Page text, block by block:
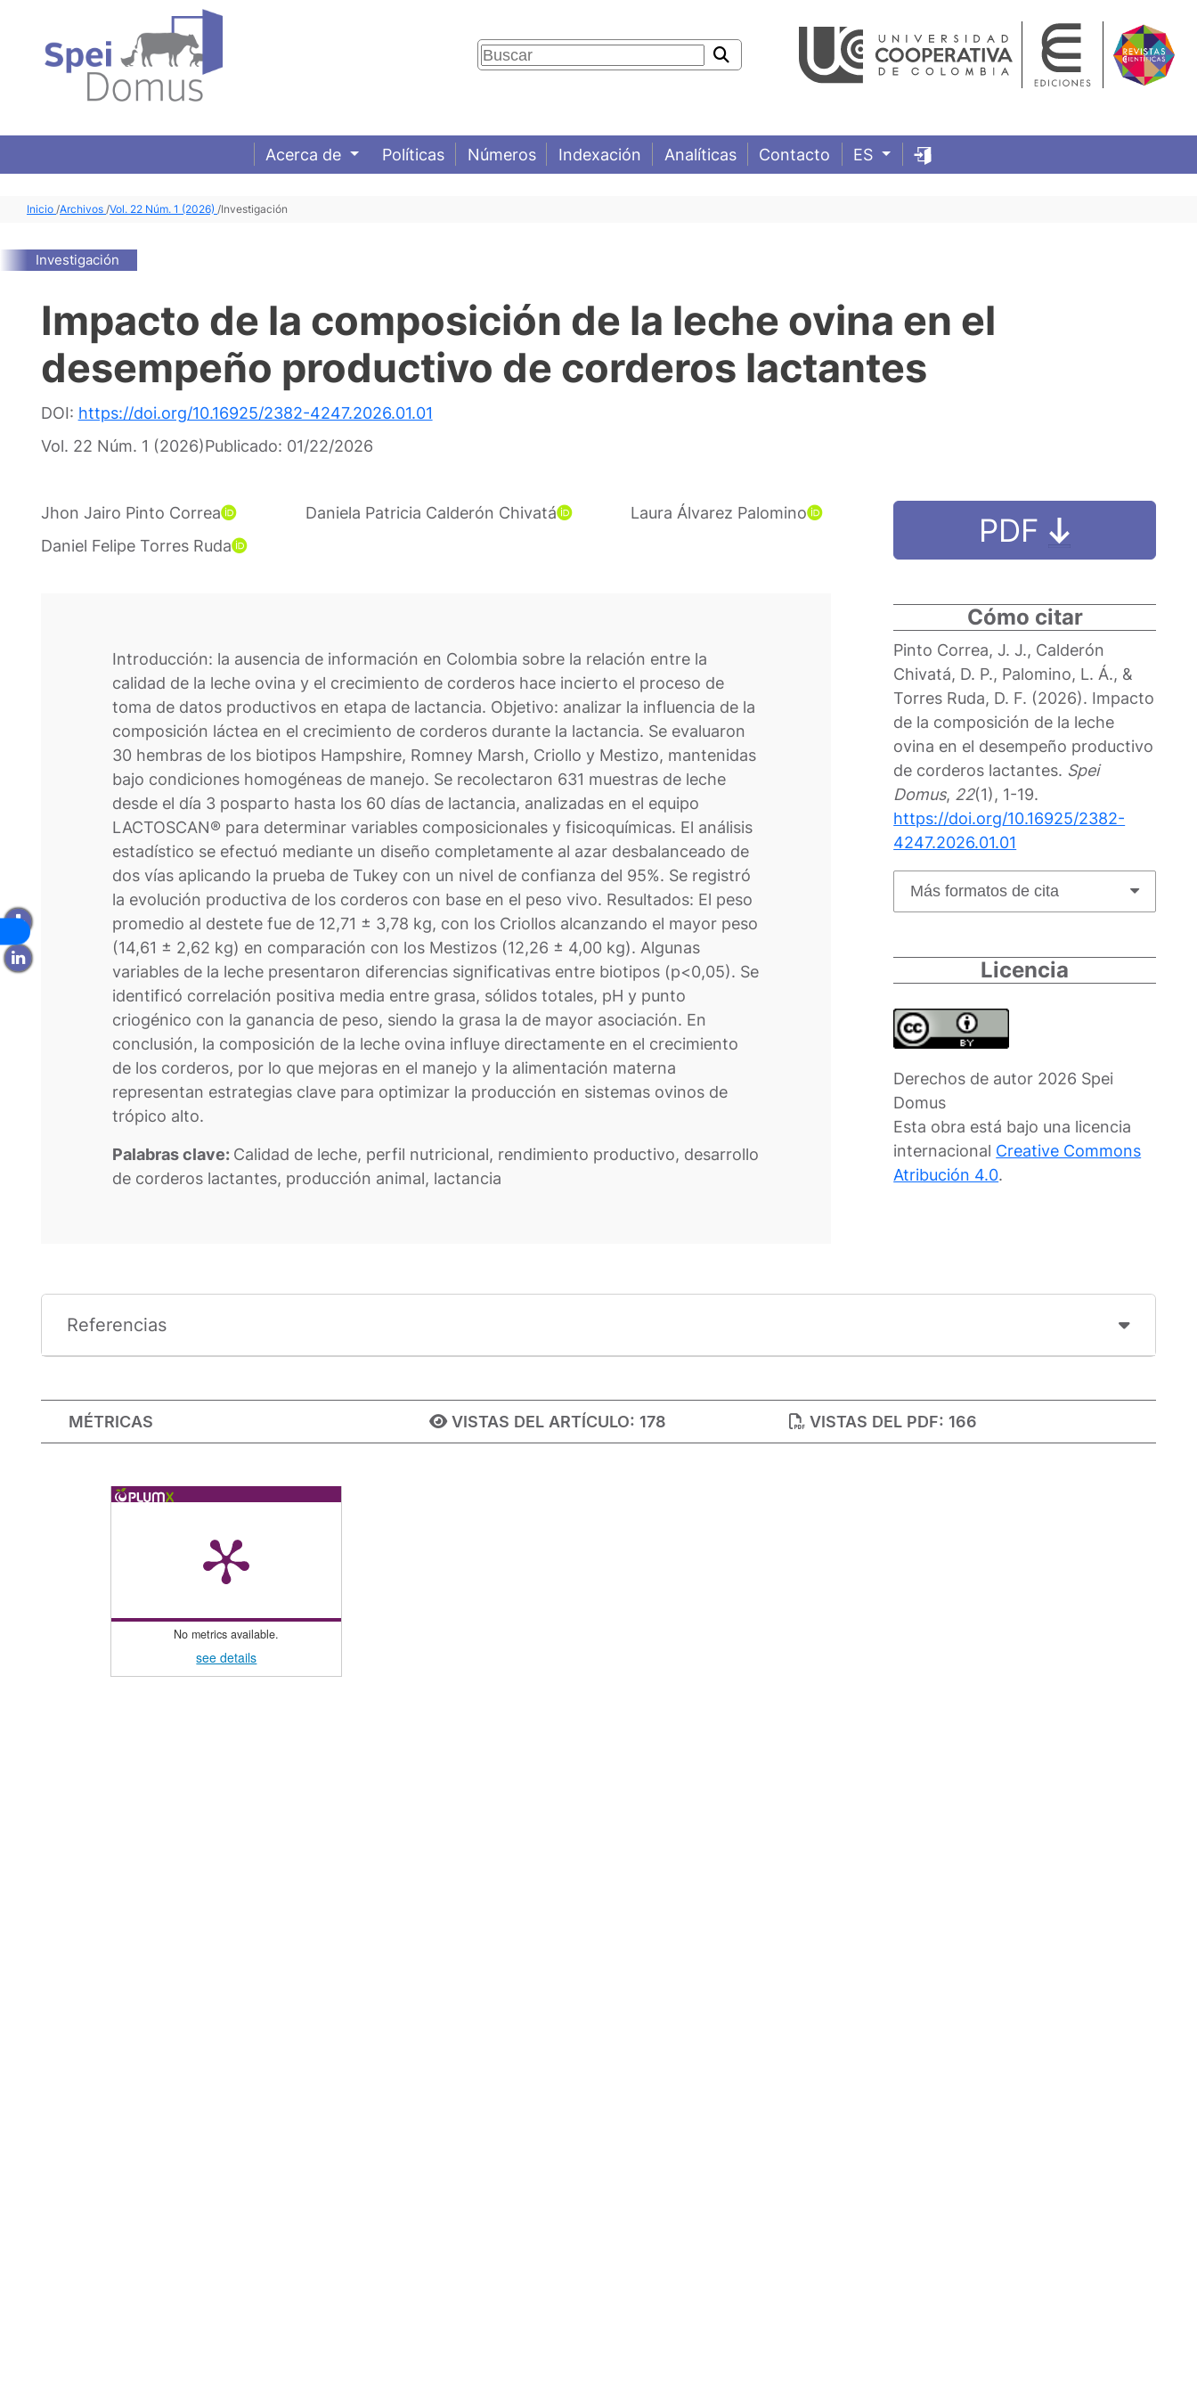
Acerca de Políticas Números Indexación Analíticas Contacto ES
Inicio /Archivos /Vol. 22 Núm. 1 (2026) /Investigación
Investigación
Impacto de la composición de la leche ovina en el
desempeño productivo de corderos lactantes
DOI: https://doi.org/10.16925/2382-4247.2026.01.01
Vol. 22 Núm. 1 (2026)Publicado: 01/22/2026
Jhon Jairo Pinto Correa Daniela Patricia Calderón Chivatá
Laura Álvarez Palomino
Daniel Felipe Torres Ruda
Introducción: la ausencia de información en Colombia sobre la relación entre la
calidad de la leche ovina y el crecimiento de corderos hace incierto el proceso de
toma de datos productivos en etapa de lactancia. Objetivo: analizar la influencia de la
composición láctea en el crecimiento de corderos durante la lactancia. Se evaluaron
30 hembras de los biotipos Hampshire, Romney Marsh, Criollo y Mestizo, mantenidas
bajo condiciones homogéneas de manejo. Se recolectaron 631 muestras de leche
desde el día 3 posparto hasta los 60 días de lactancia, analizadas en el equipo
LACTOSCAN® para determinar variables composicionales y fisicoquímicas. El análisis
estadístico se efectuó mediante un diseño completamente al azar desbalanceado de
dos vías aplicando la prueba de Tukey con un nivel de confianza del 95%. Se registró
la evolución productiva de los corderos con base en el peso vivo. Resultados: El peso
promedio al destete fue de 12,71 ± 3,78 kg, con los Criollos alcanzando el mayor peso
(14,61 ± 2,62 kg) en comparación con los Mestizos (12,26 ± 4,00 kg). Algunas
variables de la leche presentaron diferencias significativas entre biotipos (p<0,05). Se
identificó correlación positiva media entre grasa, sólidos totales, pH y punto
criogénico con la ganancia de peso, siendo la grasa la de mayor asociación. En
conclusión, la composición de la leche ovina influye directamente en el crecimiento
de los corderos, por lo que mejoras en el manejo y la alimentación materna
representan estrategias clave para optimizar la producción en sistemas ovinos de
trópico alto.
Palabras clave: Calidad de leche, perfil nutricional, rendimiento productivo, desarrollo
de corderos lactantes, producción animal, lactancia
PDF
Cómo citar
Pinto Correa, J. J., Calderón
Chivatá, D. P., Palomino, L. Á., &
Torres Ruda, D. F. (2026). Impacto
de la composición de la leche
ovina en el desempeño productivo
de corderos lactantes. Spei
Domus, 22(1), 1-19.
https://doi.org/10.16925/2382-
4247.2026.01.01
Más formatos de cita
Licencia
Derechos de autor 2026 Spei
Domus
Esta obra está bajo una licencia
internacional Creative Commons
Atribución 4.0.
Referencias
MÉTRICAS VISTAS DEL ARTÍCULO: 178 VISTAS DEL PDF: 166
No metrics available.
see details